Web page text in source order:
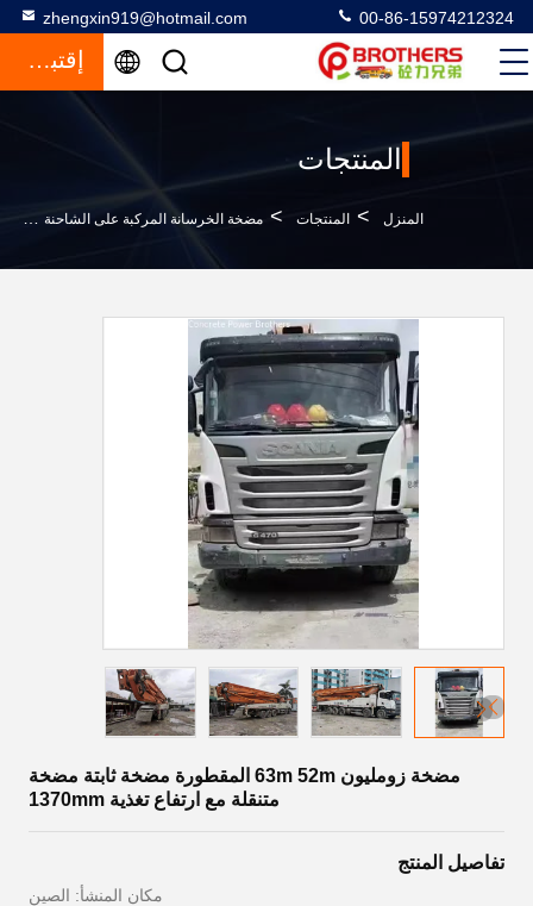
zhengxin919@hotmail.com 00-86-15974212324
إقتباس
المنتجات
المنزل > المنتجات > مضخة الخرسانة المركبة على الشاحنة >
مضخة زومليون 63m 52m المقطورة مضخة ثابتة مضخة
متنقلة مع ارتفاع تغذية 1370mm
تفاصيل المنتج
مكان المنشأ: الصين